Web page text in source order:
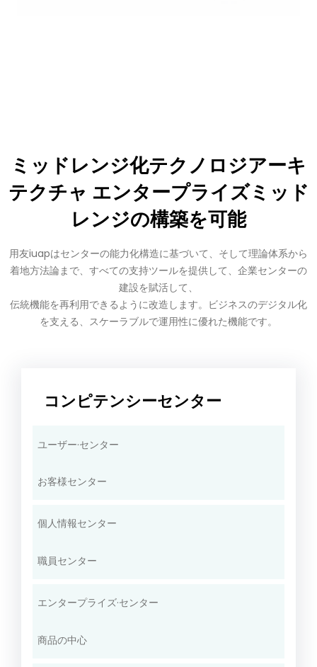
ミッドレンジ化テクノロジアーキ
テクチャ エンタープライズミッド
レンジの構築を可能
用友iuapはセンターの能力化構造に基づいて、そして理論体系から
着地方法論まで、すべての支持ツールを提供して、企業センターの
建設を賦活して、
伝統機能を再利用できるように改造します。ビジネスのデジタル化
を支える、スケーラブルで運用性に優れた機能です。
コンピテンシーセンター
ユーザー·センター
お客様センター
個人情報センター
職員センター
エンタープライズ·センター
商品の中心